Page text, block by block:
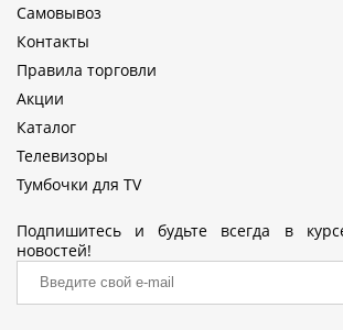
Самовывоз
Контакты
Правила торговли
Акции
Каталог
Телевизоры
Тумбочки для TV
Подпишитесь и будьте всегда в
новостей!